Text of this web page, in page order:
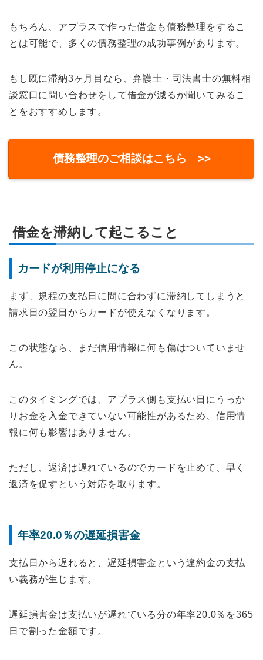
もちろん、アプラスで作った借金も債務整理をするこ
とは可能で、多くの債務整理の成功事例があります。
もし既に滞納3ヶ月目なら、弁護士・司法書士の無料相
談窓口に問い合わせをして借金が減るか聞いてみるこ
とをおすすめします。
債務整理のご相談はこちら >>
借金を滞納して起こること
カードが利用停止になる
まず、規程の支払日に間に合わずに滞納してしまうと
請求日の翌日からカードが使えなくなります。
この状態なら、まだ信用情報に何も傷はついていませ
ん。
このタイミングでは、アプラス側も支払い日にうっか
りお金を入金できていない可能性があるため、信用情
報に何も影響はありません。
ただし、返済は遅れているのでカードを止めて、早く
返済を促すという対応を取ります。
年率20.0％の遅延損害金
支払日から遅れると、遅延損害金という違約金の支払
い義務が生じます。
遅延損害金は支払いが遅れている分の年率20.0％を365
日で割った金額です。